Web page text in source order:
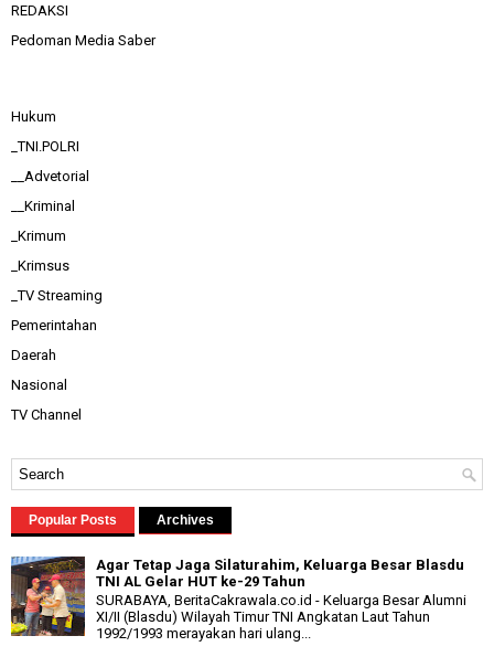
REDAKSI
Pedoman Media Saber
Hukum
_TNI.POLRI
__Advetorial
__Kriminal
_Krimum
_Krimsus
_TV Streaming
Pemerintahan
Daerah
Nasional
TV Channel
Popular Posts Archives
Agar Tetap Jaga Silaturahim, Keluarga Besar Blasdu
TNI AL Gelar HUT ke-29 Tahun
SURABAYA, BeritaCakrawala.co.id - Keluarga Besar Alumni
XI/II (Blasdu) Wilayah Timur TNI Angkatan Laut Tahun
1992/1993 merayakan hari ulang...